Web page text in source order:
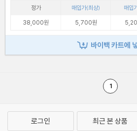
정가 매입가(최상) 매입
38,000원
5,700원
바이백 카트에
1
로그인 최근 본 상품